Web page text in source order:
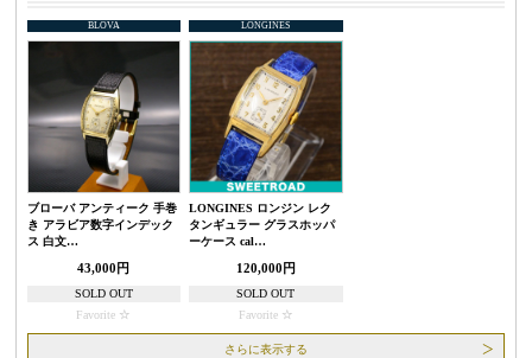
BLOVA
ブローバ アンティーク 手巻
き アラビア数字インデック
ス 白文…
43,000円
SOLD OUT
Favorite
LONGINES
LONGINES ロンジン レク
タンギュラー グラスホッパ
ーケース cal…
120,000円
SOLD OUT
Favorite
さらに表示する